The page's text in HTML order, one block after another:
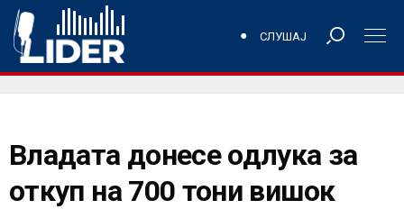
СЛУШАЈ
Владата донесе одлука за
откуп на 700 тони вишок